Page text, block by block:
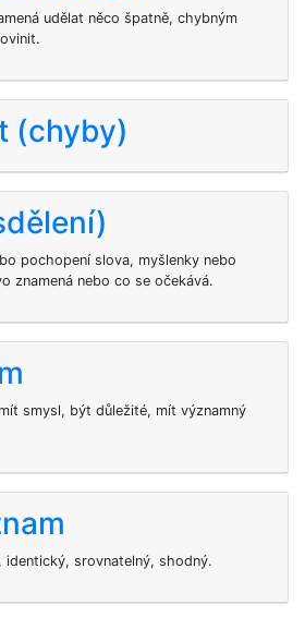
udělat něco špatně, chybným
(chyby)
pochopení slova, myšlenky nebo
znamená nebo co se očekává.
smysl, být důležité, mít významný
identický, srovnatelný, shodný.